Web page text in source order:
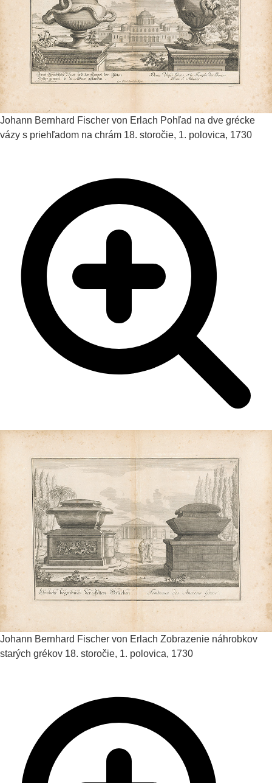
Johann Bernhard Fischer von Erlach Pohľad na dve grécke
vázy s priehľadom na chrám 18. storočie, 1. polovica, 1730
Johann Bernhard Fischer von Erlach Zobrazenie náhrobkov
starých grékov 18. storočie, 1. polovica, 1730